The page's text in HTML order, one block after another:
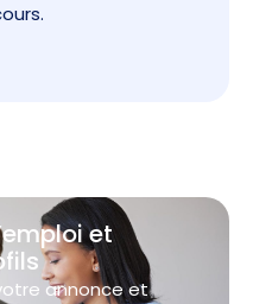
et
annonce et